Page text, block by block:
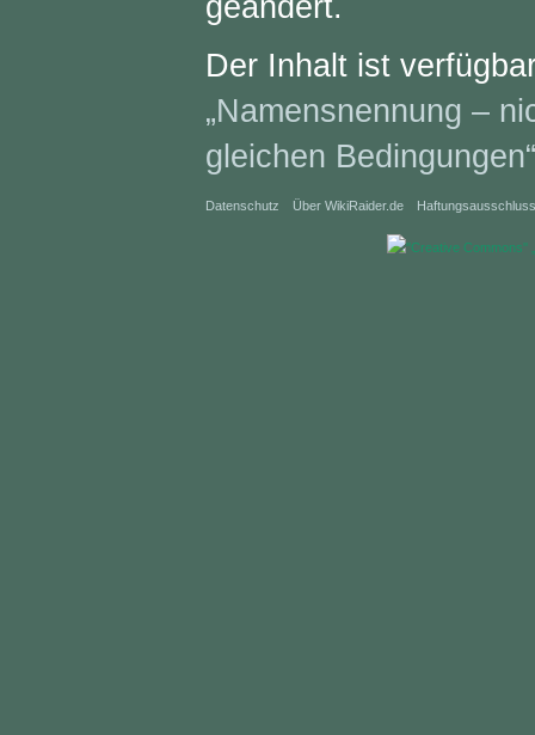
Der Inhalt ist
„Namensnennung –
gleichen Bedingungen“
Datenschutz Über WikiRaider.de